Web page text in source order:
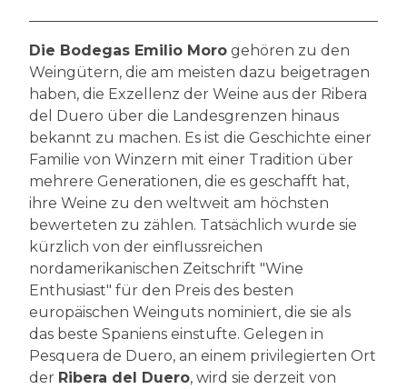
Die Bodegas Emilio Moro gehören zu den
Weingütern, die am meisten dazu beigetragen
haben, die Exzellenz der Weine aus der Ribera
del Duero über die Landesgrenzen hinaus
bekannt zu machen. Es ist die Geschichte einer
Familie von Winzern mit einer Tradition über
mehrere Generationen, die es geschafft hat,
ihre Weine zu den weltweit am höchsten
bewerteten zu zählen. Tatsächlich wurde sie
kürzlich von der einflussreichen
nordamerikanischen Zeitschrift "Wine
Enthusiast" für den Preis des besten
europäischen Weinguts nominiert, die sie als
das beste Spaniens einstufte. Gelegen in
Pesquera de Duero, an einem privilegierten Ort
der Ribera del Duero, wird sie derzeit von